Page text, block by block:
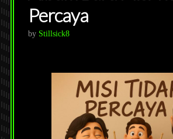
Percaya
by Stillsick8